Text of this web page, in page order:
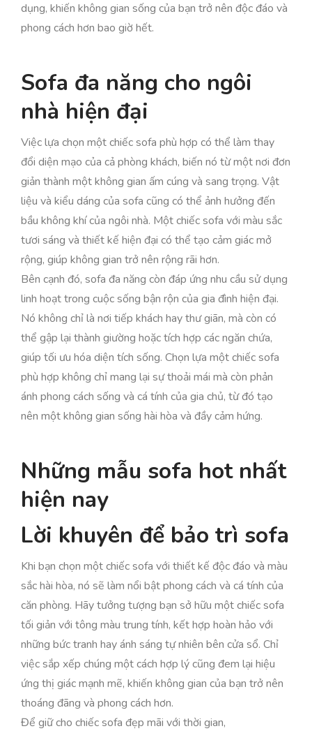
dụng, khiến không gian sống của bạn trở nên độc đáo và
phong cách hơn bao giờ hết.
Sofa đa năng cho ngôi
nhà hiện đại
Việc lựa chọn một chiếc sofa phù hợp có thể làm thay
đổi diện mạo của cả phòng khách, biến nó từ một nơi đơn
giản thành một không gian ấm cúng và sang trọng. Vật
liệu và kiểu dáng của sofa cũng có thể ảnh hưởng đến
bầu không khí của ngôi nhà. Một chiếc sofa với màu sắc
tươi sáng và thiết kế hiện đại có thể tạo cảm giác mở
rộng, giúp không gian trở nên rộng rãi hơn.
Bên cạnh đó, sofa đa năng còn đáp ứng nhu cầu sử dụng
linh hoạt trong cuộc sống bận rộn của gia đình hiện đại.
Nó không chỉ là nơi tiếp khách hay thư giãn, mà còn có
thể gập lại thành giường hoặc tích hợp các ngăn chứa,
giúp tối ưu hóa diện tích sống. Chọn lựa một chiếc sofa
phù hợp không chỉ mang lại sự thoải mái mà còn phản
ánh phong cách sống và cá tính của gia chủ, từ đó tạo
nên một không gian sống hài hòa và đầy cảm hứng.
Những mẫu sofa hot nhất
hiện nay
Lời khuyên để bảo trì sofa
Khi bạn chọn một chiếc sofa với thiết kế độc đáo và màu
sắc hài hòa, nó sẽ làm nổi bật phong cách và cá tính của
căn phòng. Hãy tưởng tượng bạn sở hữu một chiếc sofa
tối giản với tông màu trung tính, kết hợp hoàn hảo với
những bức tranh hay ánh sáng tự nhiên bên cửa sổ. Chỉ
việc sắp xếp chúng một cách hợp lý cũng đem lại hiệu
ứng thị giác mạnh mẽ, khiến không gian của bạn trở nên
thoáng đãng và phong cách hơn.
Để giữ cho chiếc sofa đẹp mãi với thời gian,